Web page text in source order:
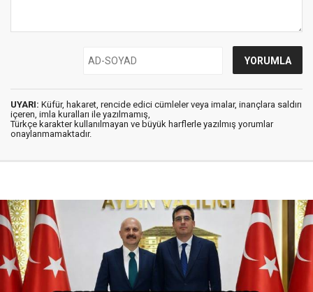
UYARI: Küfür, hakaret, rencide edici cümleler veya imalar, inançlara saldırı
içeren, imla kuralları ile yazılmamış,
Türkçe karakter kullanılmayan ve büyük harflerle yazılmış yorumlar
onaylanmamaktadır.